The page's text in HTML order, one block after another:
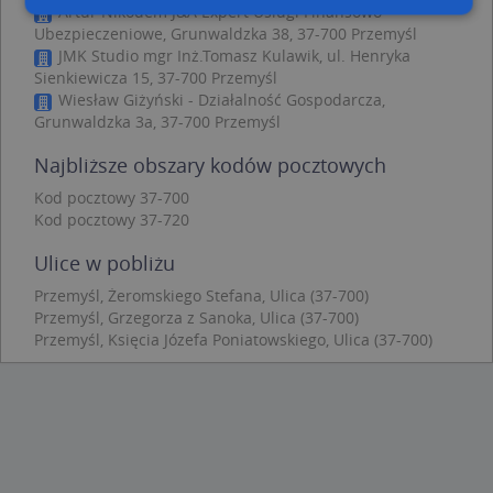
Artur Nikodem J&A Expert Usługi Finansowo-
Ubezpieczeniowe, Grunwaldzka 38, 37-700 Przemyśl
JMK Studio mgr Inż.Tomasz Kulawik, ul. Henryka
Sienkiewicza 15, 37-700 Przemyśl
Wiesław Giżyński - Działalność Gospodarcza,
Grunwaldzka 3a, 37-700 Przemyśl
Najbliższe obszary kodów pocztowych
Kod pocztowy 37-700
Kod pocztowy 37-720
Ulice w pobliżu
Przemyśl, Żeromskiego Stefana, Ulica (37-700)
Przemyśl, Grzegorza z Sanoka, Ulica (37-700)
Przemyśl, Księcia Józefa Poniatowskiego, Ulica (37-700)
Niezbędne Wydajność
Targetowanie
Funkcjonalność
Niesklasyfikowane
Niezbędne pliki cookie umożliwiają korzystanie z
jak logowanie użytkownika i zarządzanie kontem.
prawidłowo korzystać ze strony internetowej.
CookieScriptConsent
CookieScript
.targeo.pl